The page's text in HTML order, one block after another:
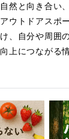
自然と向き合い
アウトドアスポ
け、自分や周囲
向上につながる